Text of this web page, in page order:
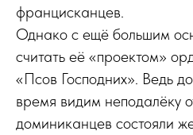
францисканцев.
Однако с ещё большим
считать её «проектом»
«Псов Господних». Ведь
время видим неподалёку
доминиканцев состояли